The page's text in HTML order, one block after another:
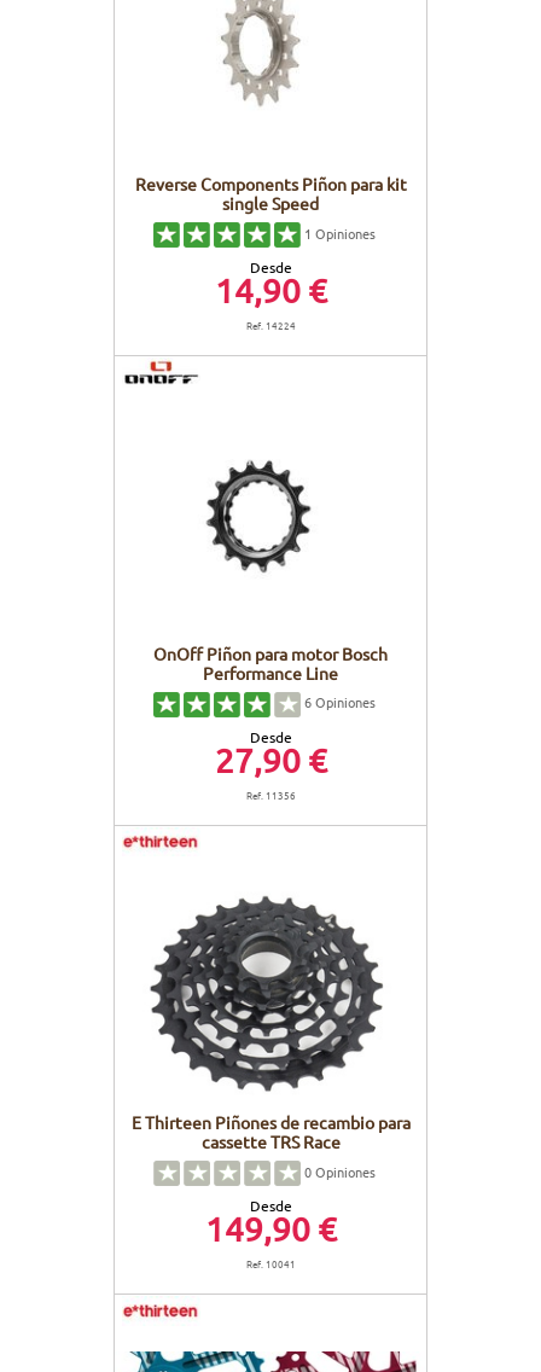
Reverse Components Piñon para kit
single Speed
1 Opiniones
Desde
14,90 €
Ref. 14224
OnOff Piñon para motor Bosch
Performance Line
6Opiniones
Desde
27,90 €
Ref. 11356
E Thirteen Piñones de recambio para
cassette TRS Race
0Opiniones
Desde
149,90 €
Ref. 10041